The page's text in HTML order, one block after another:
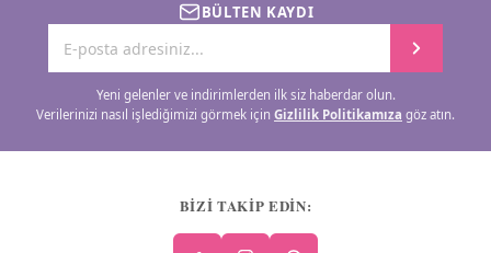
BÜLTEN KAYDI
Yeni gelenler ve indirimlerden ilk siz haberdar olun.
Verilerinizi nasıl işlediğimizi görmek için Gizlilik Politikamıza göz atın.
BİZİ TAKİP EDİN: